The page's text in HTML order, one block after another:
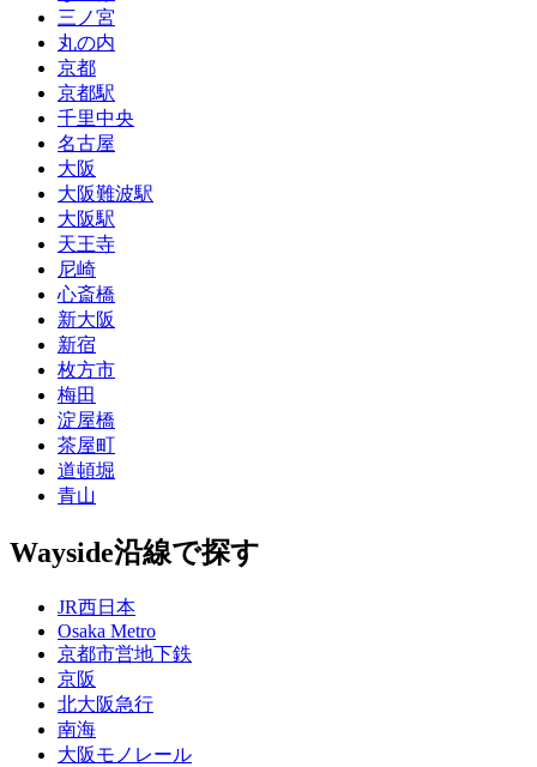
三ノ宮
丸の内
京都
京都駅
千里中央
名古屋
大阪
大阪難波駅
大阪駅
天王寺
尼崎
心斎橋
新大阪
新宿
枚方市
梅田
淀屋橋
茶屋町
道頓堀
青山
Wayside沿線で探す
JR西日本
Osaka Metro
京都市営地下鉄
京阪
北大阪急行
南海
大阪モノレール